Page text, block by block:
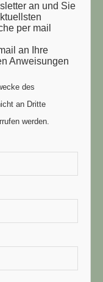
an und Sie
per mail
an Ihre
Anweisungen
des
an Dritte
werden.